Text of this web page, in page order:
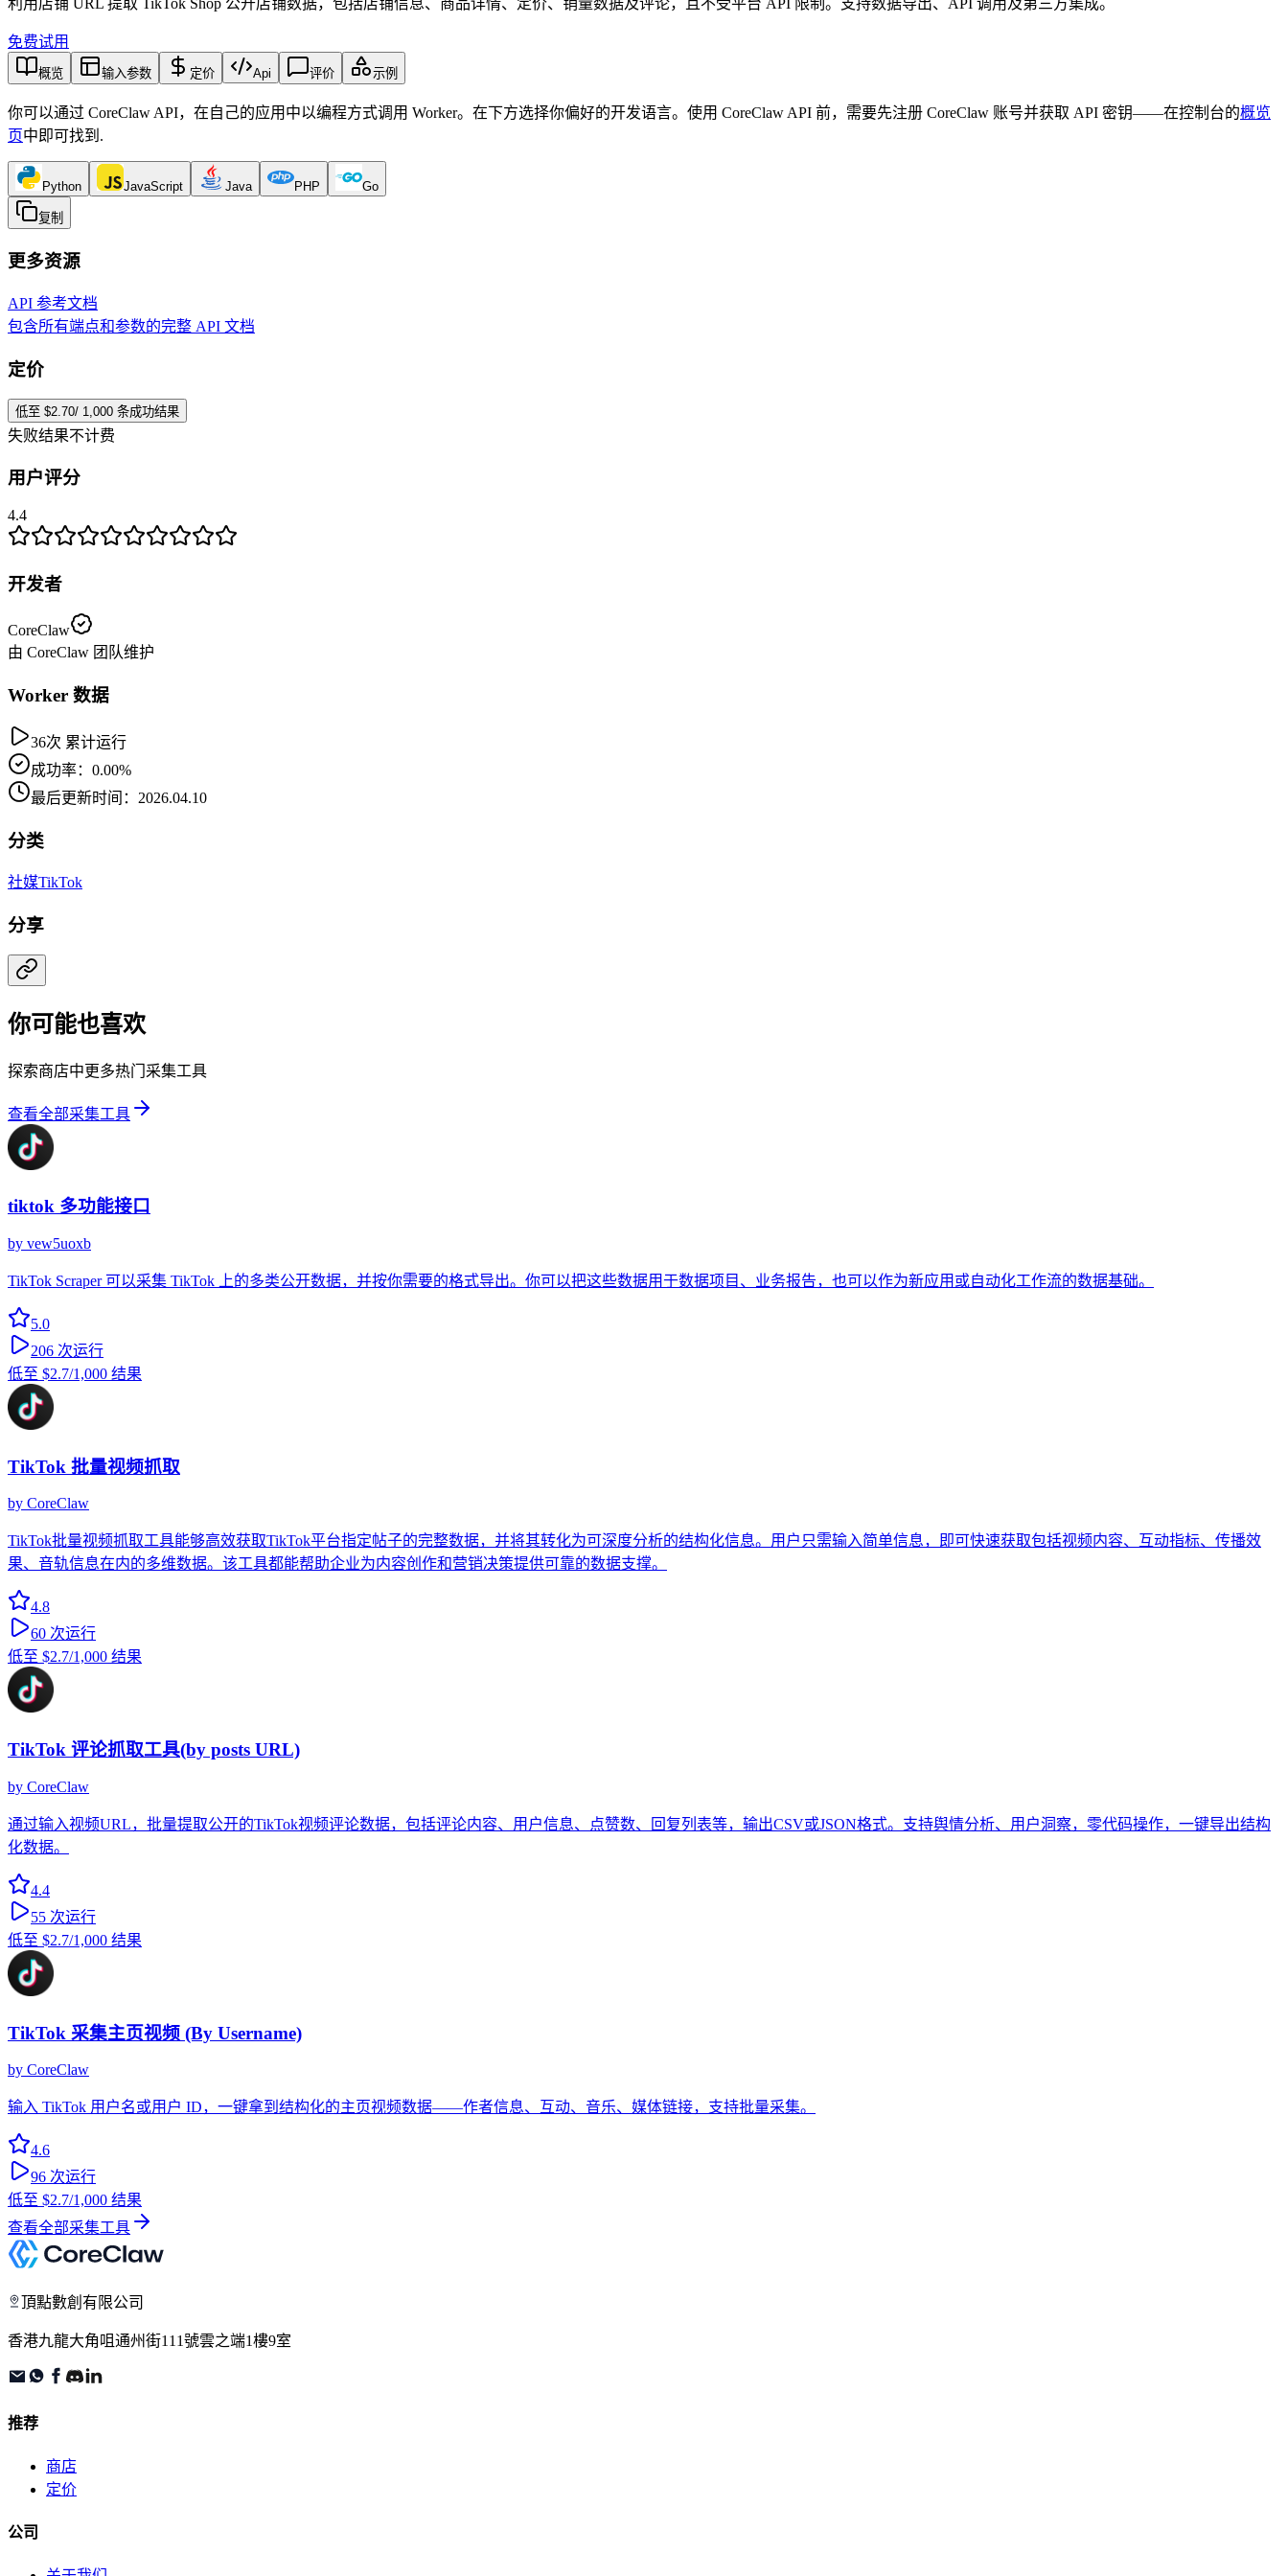
免费试用
概览 输入参数 定价 Api 评价 示例
你可以通过 CoreClaw API，在自己的应用中以编程方式调用 Worker。在下方选择你偏好的开发语言。使用 CoreClaw API 前，需要先注册 CoreClaw 账号并获取 API 密钥——在控制台的概览
页中即可找到 .
Python JavaScript Java PHP Go
复制
更多资源
API 参考文档
包含所有端点和参数的完整 API 文档
定价
低至 $2.70/ 1,000 条成功结果
失败结果不计费
用户评分
4.4
开发者
CoreClaw
由 CoreClaw 团队维护
Worker 数据
36次 累计运行
成功率：0.00%
最后更新时间：2026.04.10
分类
社媒TikTok
分享
你可能也喜欢
探索商店中更多热门采集工具
查看全部采集工具
tiktok 多功能接口
by vew5uoxb
TikTok Scraper 可以采集 TikTok 上的多类公开数据，并按你需要的格式导出。你可以把这些数据用于数据项目、业务报告，也可以作为新应用或自动化工作流的数据基础。
5.0
206 次运行
低至 $2.7/1,000 结果
TikTok 批量视频抓取
by CoreClaw
TikTok批量视频抓取工具能够高效获取TikTok平台指定帖子的完整数据，并将其转化为可深度分析的结构化信息。用户只需输入简单信息，即可快速获取包括视频内容、互动指标、传播效
果、音轨信息在内的多维数据。该工具都能帮助企业为内容创作和营销决策提供可靠的数据支撑。
4.8
60 次运行
低至 $2.7/1,000 结果
TikTok 评论抓取工具(by posts URL)
by CoreClaw
通过输入视频URL，批量提取公开的TikTok视频评论数据，包括评论内容、用户信息、点赞数、回复列表等，输出CSV或JSON格式。支持舆情分析、用户洞察，零代码操作，一键导出结构
化数据。
4.4
55 次运行
低至 $2.7/1,000 结果
TikTok 采集主页视频 (By Username)
by CoreClaw
输入 TikTok 用户名或用户 ID，一键拿到结构化的主页视频数据——作者信息、互动、音乐、媒体链接，支持批量采集。
4.6
96 次运行
低至 $2.7/1,000 结果
查看全部采集工具
頂點數創有限公司
香港九龍大角咀通州街111號雲之端1樓9室
推荐
商店
定价
公司